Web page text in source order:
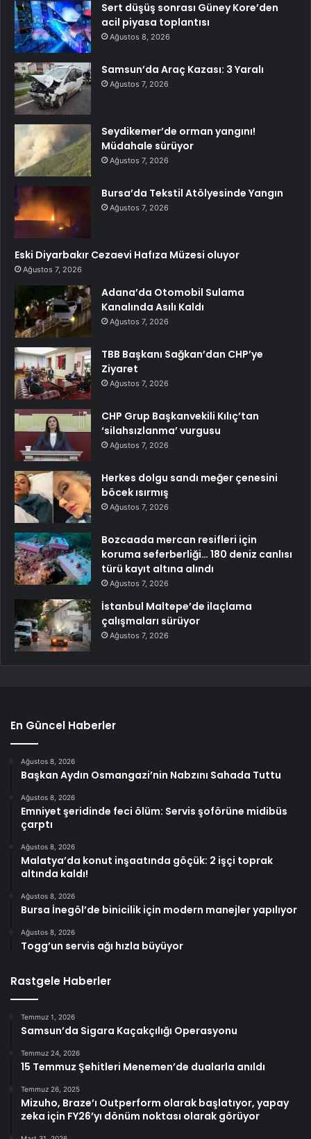
Sert düşüş sonrası Güney Kore’den
acil piyasa toplantısı
Ağustos 8, 2026
Samsun’da Araç Kazası: 3 Yaralı
Ağustos 7, 2026
Seydikemer’de orman yangını!
Müdahale sürüyor
Ağustos 7, 2026
Bursa’da Tekstil Atölyesinde Yangın
Ağustos 7, 2026
Eski Diyarbakır Cezaevi Hafıza Müzesi oluyor
Ağustos 7, 2026
Adana’da Otomobil Sulama
Kanalında Asılı Kaldı
Ağustos 7, 2026
TBB Başkanı Sağkan’dan CHP’ye
Ziyaret
Ağustos 7, 2026
CHP Grup Başkanvekili Kılıç’tan
‘silahsızlanma’ vurgusu
Ağustos 7, 2026
Herkes dolgu sandı meğer çenesini
böcek ısırmış
Ağustos 7, 2026
Bozcaada mercan resifleri için
koruma seferberliği… 180 deniz canlısı
türü kayıt altına alındı
Ağustos 7, 2026
İstanbul Maltepe’de ilaçlama
çalışmaları sürüyor
Ağustos 7, 2026
En Güncel Haberler
Ağustos 8, 2026
Başkan Aydın Osmangazi’nin Nabzını Sahada Tuttu
Ağustos 8, 2026
Emniyet şeridinde feci ölüm: Servis şoförüne midibüs
çarptı
Ağustos 8, 2026
Malatya’da konut inşaatında göçük: 2 işçi toprak
altında kaldı!
Ağustos 8, 2026
Bursa İnegöl’de binicilik için modern manejler yapılıyor
Ağustos 8, 2026
Togg’un servis ağı hızla büyüyor
Rastgele Haberler
Temmuz 1, 2026
Samsun’da Sigara Kaçakçılığı Operasyonu
Temmuz 24, 2026
15 Temmuz Şehitleri Menemen’de dualarla anıldı
Temmuz 26, 2025
Mizuho, Braze’ı Outperform olarak başlatıyor, yapay
zeka için FY26’yı dönüm noktası olarak görüyor